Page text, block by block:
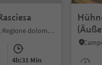
S.Valentino - Funes, Funes, Regione dolomitica Luson Val di Funes
4h:31 Min